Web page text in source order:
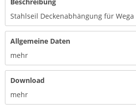
Stahlseil Deckenabhängung für
Allgemeine Daten
mehr
Download
mehr